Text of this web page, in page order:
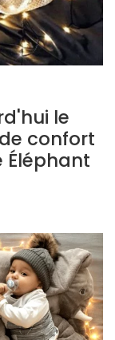
le
confort
Éléphant